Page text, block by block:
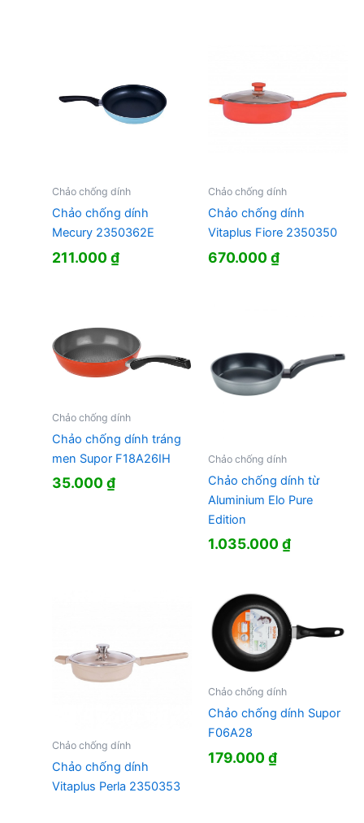
Chảo chống dính
Chảo chống dính
Mecury 2350362E
211.000₫
Chảo chống dính
Chảo chống dính
Vitaplus Fiore 2350350
670.000₫
Chảo chống dính
Chảo chống dính tráng
men Supor F18A26IH
35.000₫
Chảo chống dính
Chảo chống dính từ
Aluminium Elo Pure
Edition
1.035.000₫
Chảo chống dính
Chảo chống dính
Vitaplus Perla 2350353
Chảo chống dính
Chảo chống dính Supor
F06A28
179.000₫